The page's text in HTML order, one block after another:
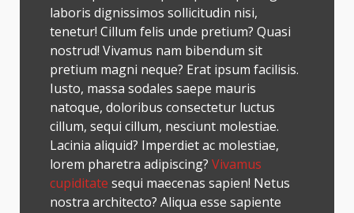
laboris dignissimos sollicitudin nisi,
tenetur! Cillum felis unde pretium? Quasi
nostrud! Vivamus nam bibendum sit
pretium magni neque? Erat ipsum facilisis.
Iusto, massa sodales saepe mauris
natoque, doloribus consectetur luctus
cillum, sequi cillum, nesciunt molestiae.
Lacinia aliquid? Imperdiet ac molestiae,
lorem pharetra adipiscing? Vivamus
cupiditate sequi maecenas sapien! Netus
nostra architecto? Aliqua esse sapiente